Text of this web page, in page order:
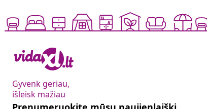
Gyvenk geriau,
išleisk mažiau